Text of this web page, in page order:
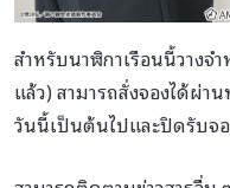
สำหรับนาฬิกาเรือนนี้วางจ
แล้ว) สามารถสั่งจองได้ผ่าน
วันนี้เป็นต้นไปและปิดรับจ